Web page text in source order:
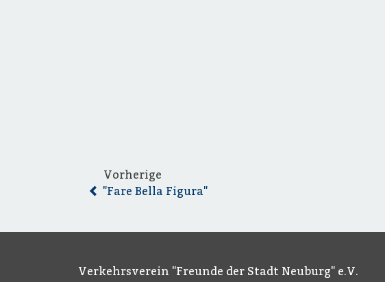
Vorherige
"Fare Bella Figura"
Verkehrsverein "Freunde der Stadt Neuburg" e.V.